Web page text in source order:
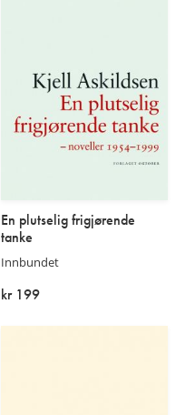
En plutselig frigjørende
tanke
Innbundet
kr 199